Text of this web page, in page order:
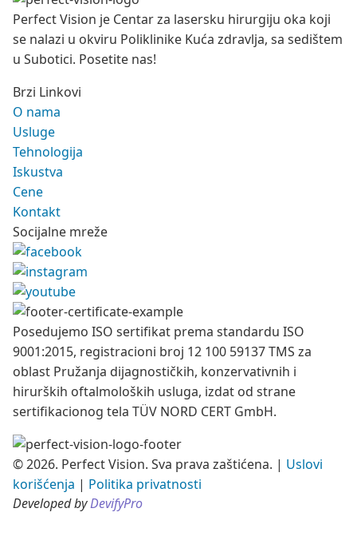
Perfect Vision je Centar za lasersku hirurgiju oka koji
se nalazi u okviru Poliklinike Kuća zdravlja, sa sedištem
u Subotici. Posetite nas!
Brzi Linkovi
O nama
Usluge
Tehnologija
Iskustva
Cene
Kontakt
Socijalne mreže
Posedujemo ISO sertifikat prema standardu ISO
9001:2015, registracioni broj 12 100 59137 TMS za
oblast Pružanja dijagnostičkih, konzervativnih i
hirurških oftalmoloških usluga, izdat od strane
sertifikacionog tela TÜV NORD CERT GmbH.
© 2026. Perfect Vision. Sva prava zaštićena. | Uslovi
korišćenja | Politika privatnosti
Developed byDevifyPro